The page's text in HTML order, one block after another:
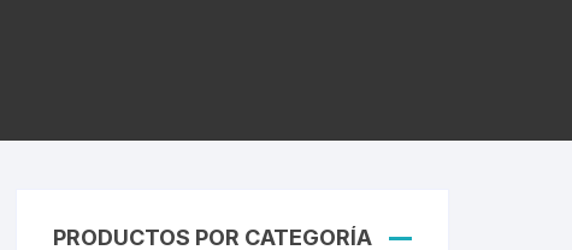
PRODUCTOS POR CATEGORÍA